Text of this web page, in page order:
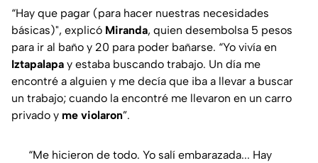
“Hay que pagar (para hacer nuestras necesidades
básicas)", explicó Miranda, quien desembolsa 5 pesos
para ir al baño y 20 para poder bañarse. “Yo vivía en
Iztapalapa y estaba buscando trabajo. Un día me
encontré a alguien y me decía que iba a llevar a buscar
un trabajo; cuando la encontré me llevaron en un carro
privado y me violaron”.
“Me hicieron de todo. Yo salí embarazada... Hay